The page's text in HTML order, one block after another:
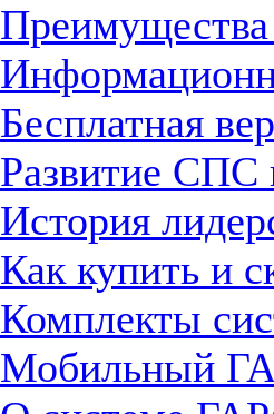
Бесплатная
Развитие СПС
История
Как купить и
Комплекты
Мобильный